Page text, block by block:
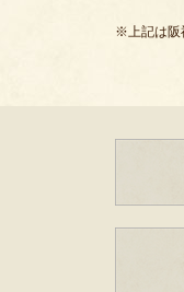
※上記は阪